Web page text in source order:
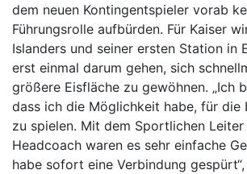
dem neuen Kontingentspieler vorab
Führungsrolle aufbürden. Für Kaiser
Islanders und seiner ersten Station in
erst einmal darum gehen, sich
größere Eisfläche zu gewöhnen. „Ich
dass ich die Möglichkeit habe, für die
zu spielen. Mit dem Sportlichen Leiter
Headcoach waren es sehr einfache
habe sofort eine Verbindung